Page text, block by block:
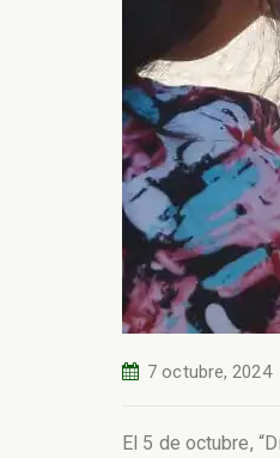
7 octubre, 2024
El 5 de octubre,